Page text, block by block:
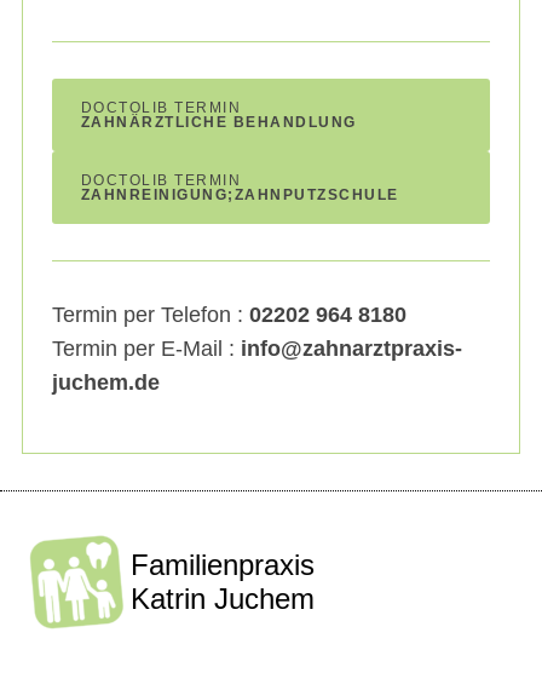
DOCTOLIB TERMIN
ZAHNÄRZTLICHE BEHANDLUNG
DOCTOLIB TERMIN
ZAHNREINIGUNG;ZAHNPUTZSCHULE
Termin per Telefon : 02202 964 8180
Termin per E-Mail : info@zahnarztpraxis-
juchem.de
Familienpraxis
Katrin Juchem